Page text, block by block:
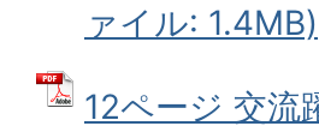
ァイル: 1.4MB)
12ページ 交流